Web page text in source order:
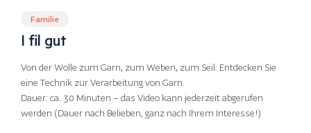
Familie
I fil gut
Von der Wolle zum Garn, zum Weben, zum Seil: Entdecken Sie
eine Technik zur Verarbeitung von Garn.
Dauer: ca. 30 Minuten – das Video kann jederzeit abgerufen
werden (Dauer nach Belieben, ganz nach Ihrem Interesse!)